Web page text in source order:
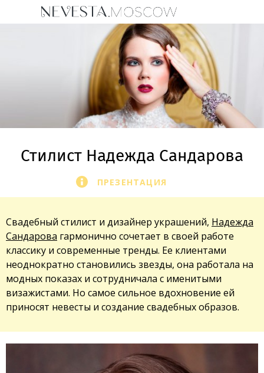
Стилист Надежда Сандарова
ПРЕЗЕНТАЦИЯ
Свадебный стилист и дизайнер украшений, Надежда
Сандарова гармонично сочетает в своей работе
классику и современные тренды. Ее клиентами
неоднократно становились звезды, она работала на
модных показах и сотрудничала с именитыми
визажистами. Но самое сильное вдохновение ей
приносят невесты и создание свадебных образов.